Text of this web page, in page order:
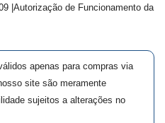
|Autorização de Funcionamento da
apenas para compras via
site são meramente
sujeitos a alterações no